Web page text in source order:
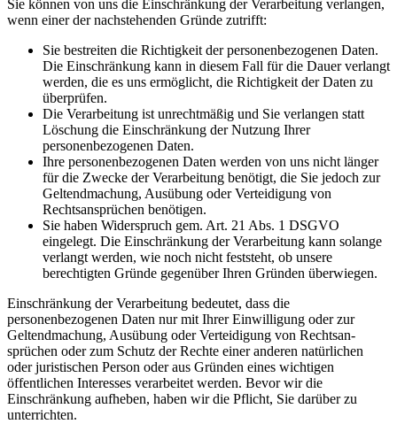
Sie können von uns die Einschränkung der Verarbeitung verlangen,
wenn einer der nachstehenden Gründe zutrifft:
Sie bestreiten die Richtigkeit der personenbezogenen Daten.
Die Einschränkung kann in diesem Fall für die Dauer verlangt
werden, die es uns ermöglicht, die Richtigkeit der Daten zu
überprüfen.
Die Verarbeitung ist unrechtmäßig und Sie verlangen statt
Löschung die Einschränkung der Nutzung Ihrer
personenbezogenen Daten.
Ihre personenbezogenen Daten werden von uns nicht länger
für die Zwecke der Verarbeitung benötigt, die Sie jedoch zur
Geltendmachung, Ausübung oder Verteidigung von
Rechtsansprüchen benötigen.
Sie haben Widerspruch gem. Art. 21 Abs. 1 DSGVO
eingelegt. Die Einschränkung der Verarbeitung kann solange
verlangt werden, wie noch nicht feststeht, ob unsere
berechtigten Gründe gegenüber Ihren Gründen überwiegen.
Einschränkung der Verarbeitung bedeutet, dass die
personenbezogenen Daten nur mit Ihrer Einwilligung oder zur
Geltendmachung, Ausübung oder Verteidigung von Rechtsan­
sprüchen oder zum Schutz der Rechte einer anderen natürlichen
oder juristischen Person oder aus Gründen eines wichtigen
öffentlichen Interesses verarbeitet werden. Bevor wir die
Einschränkung aufheben, haben wir die Pflicht, Sie darüber zu
unterrichten.